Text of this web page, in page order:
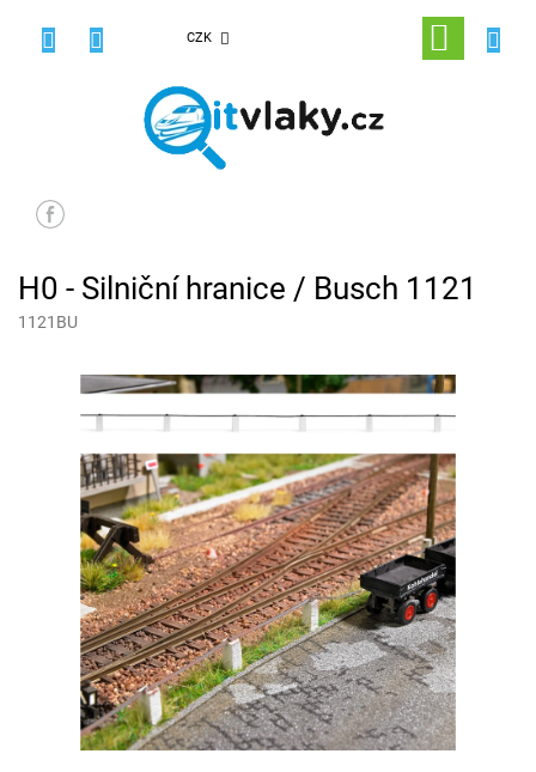
CZK
NÁKUPNÍ
KOŠÍK
H0 - Silniční hranice / Busch 1121
1121BU